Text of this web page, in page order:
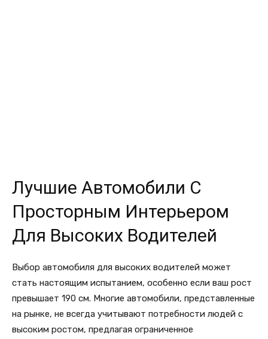
Лучшие Автомобили С
Просторным Интерьером
Для Высоких Водителей
Выбор автомобиля для высоких водителей может
стать настоящим испытанием, особенно если ваш рост
превышает 190 см. Многие автомобили, представленные
на рынке, не всегда учитывают потребности людей с
высоким ростом, предлагая ограниченное